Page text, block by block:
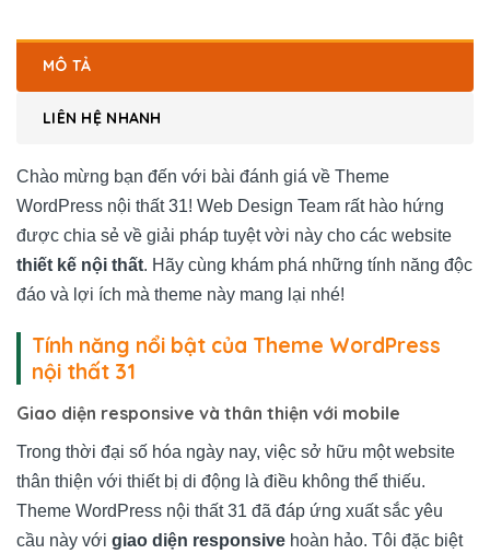
MÔ TẢ
LIÊN HỆ NHANH
Chào mừng bạn đến với bài đánh giá về Theme
WordPress nội thất 31! Web Design Team rất hào hứng
được chia sẻ về giải pháp tuyệt vời này cho các website
thiết kế nội thất. Hãy cùng khám phá những tính năng độc
đáo và lợi ích mà theme này mang lại nhé!
Tính năng nổi bật của Theme WordPress
nội thất 31
Giao diện responsive và thân thiện với mobile
Trong thời đại số hóa ngày nay, việc sở hữu một website
thân thiện với thiết bị di động là điều không thể thiếu.
Theme WordPress nội thất 31 đã đáp ứng xuất sắc yêu
cầu này với giao diện responsive hoàn hảo. Tôi đặc biệt